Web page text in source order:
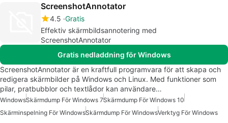
ScreenshotAnnotator
4.5 Gratis
Effektiv skärmbildsannotering med
ScreenshotAnnotator
Gratis nedladdning för Windows
ScreenshotAnnotator är en kraftfull programvara för att skapa och
redigera skärmbilder på Windows och Linux. Med funktioner som
pilar, pratbubblor och textlådor kan användare…
WindowsSkärmdump För Windows 7Skärmdump För Windows 10
Skärminspelning För WindowsSkärmdump För WindowsVerktyg För Windows